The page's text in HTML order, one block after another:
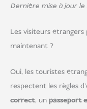
Dernière mise à jour le
Les visiteurs
maintenant ?
Oui, les touristes
respectent les règles
correct, un passeport
USD